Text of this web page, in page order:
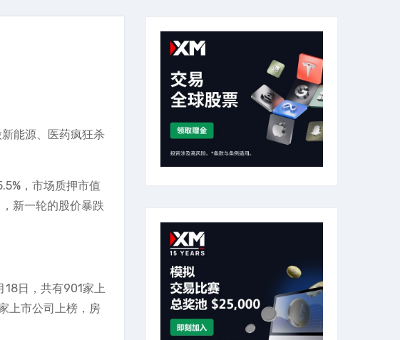
能源、医药疯狂杀
，市场质押市值
新一轮的股价暴跌
18日，共有901家上
上市公司上榜，房